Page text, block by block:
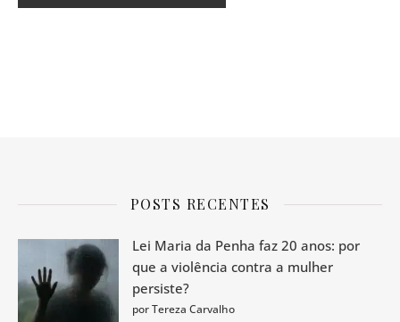
POSTS RECENTES
Lei Maria da Penha faz 20 anos: por
que a violência contra a mulher
persiste?
por Tereza Carvalho